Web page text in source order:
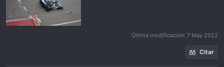
Última modificación: 7 May 2022
Citar